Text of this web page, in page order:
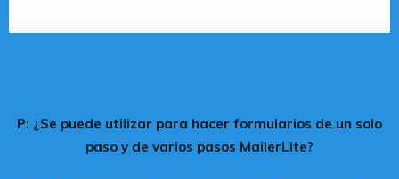
P: ¿Se puede utilizar para hacer formularios de un solo
paso y de varios pasos MailerLite?